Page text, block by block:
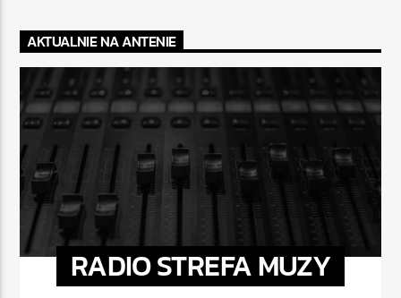
AKTUALNIE NA ANTENIE
RADIO STREFA MUZY